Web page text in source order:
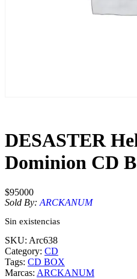
DESASTER
Dominion CD
$95000
Sold By: ARCKANUM
Sin existencias
SKU: Arc638
Category: CD
Tags: CD BOX
Marcas: ARCKANUM